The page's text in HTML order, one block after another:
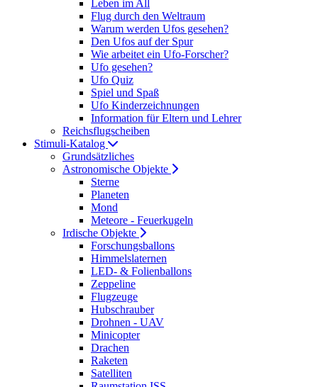
Leben im All
Flug durch den Weltraum
Warum werden Ufos gesehen?
Den Ufos auf der Spur
Wie arbeitet ein Ufo-Forscher?
Ufo gesehen?
Ufo Quiz
Spiel und Spaß
Ufo Kinderzeichnungen
Information für Eltern und Lehrer
Reichsflugscheiben
Stimuli-Katalog
Grundsätzliches
Astronomische Objekte
Sterne
Planeten
Mond
Meteore - Feuerkugeln
Irdische Objekte
Forschungsballons
Himmelslaternen
LED- & Folienballons
Zeppeline
Flugzeuge
Hubschrauber
Drohnen - UAV
Minicopter
Drachen
Raketen
Satelliten